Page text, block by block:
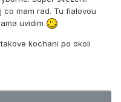
co mam rad. Tu fialovou
uvidim
kochani po okoli